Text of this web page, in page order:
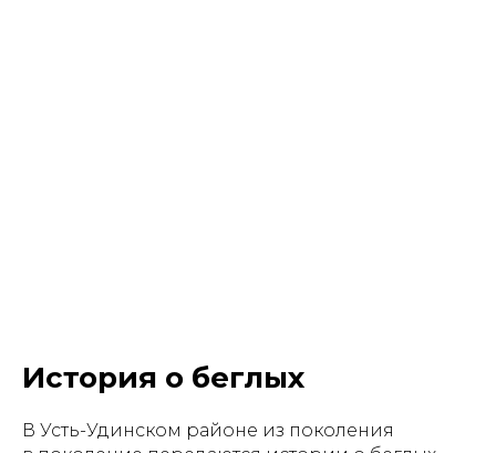
История о беглых
В Усть-Удинском районе из поколения